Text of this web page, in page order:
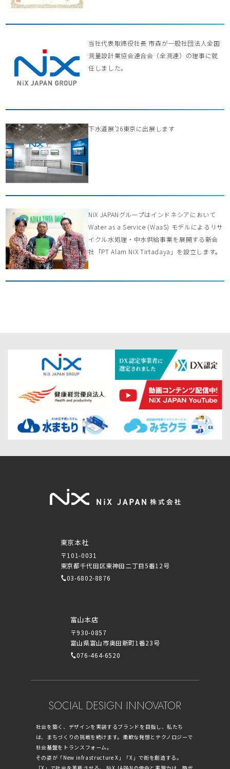
当社代表取締役社長 市森が一般社団法人全国
測量設計業協会連合会（全測連）の理事に就
任しました。
下水道展’26東京に出展します
NiX JAPANグループはインドネシアにおいて
Water as a Service (WaaS) モデルによるリサ
イクル水処理・中水供給事業を展開する新会
社「PT Alam NiX Tirtadaya」を設立します。
東京本社
〒101-0031
東京都千代田区東神田二丁目5番12号
03-6802-8876
富山本店
〒930-0857
富山県富山市奥田新町1番23号
076-464-6520
SOCIAL DESIGN INNOVATOR
社会を築く、デザインを実装するブランドを目指し、私たち
は、まちづくりの挑戦を続けます。柔軟な発想とテクノロジーで
社会基盤をトランスフォーム。
その姿が「New infrastructure X」「X」で街を創造する。